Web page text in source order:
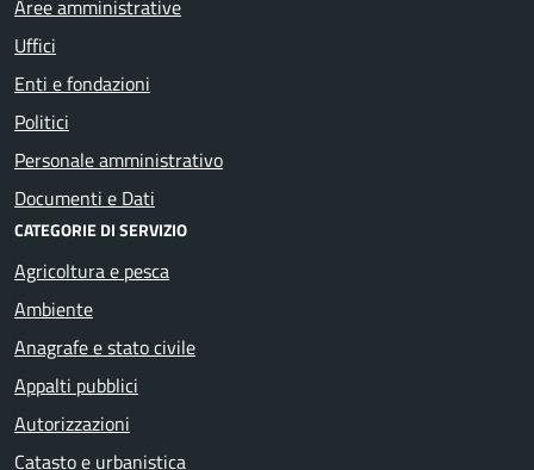
Aree amministrative
Uffici
Enti e fondazioni
Politici
Personale amministrativo
Documenti e Dati
CATEGORIE DI SERVIZIO
Agricoltura e pesca
Ambiente
Anagrafe e stato civile
Appalti pubblici
Autorizzazioni
Catasto e urbanistica